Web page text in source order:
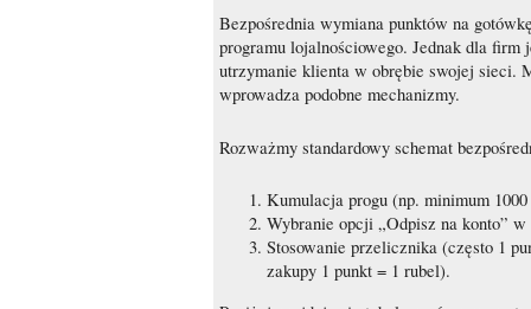
Bezpośrednia wymiana punktów na
programu lojalnościowego. Jednak dla firm
utrzymanie klienta w obrębie swojej sieci.
wprowadza podobne mechanizmy.
Rozważmy standardowy schemat
Kumulacja progu (np. minimum
Wybranie opcji „Odpisz na konto”
Stosowanie przelicznika (często 1
zakupy 1 punkt = 1 rubel).